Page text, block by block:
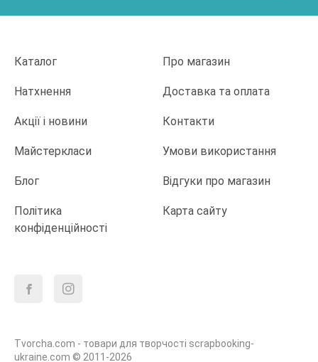
Каталог Про магазин
Натхнення Доставка та оплата
Акції і новини Контакти
Майстеркласи Умови використання
Блог Відгуки про магазин
Політика
конфіденційності
Карта сайту
Tvorcha.com - товари для творчості scrapbooking-
ukraine.com © 2011-2026